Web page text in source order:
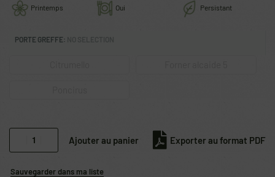
Printemps Oui Persistant
PORTE GREFFE:
Exporter au format PDF
Ajouter au panier
Sauvegarder dans ma liste